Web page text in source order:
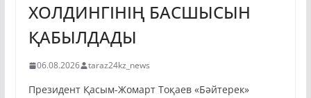
ХОЛДИНГІНІҢ БАСШЫСЫН
ҚАБЫЛДАДЫ
06.08.2026 taraz24kz_news
Президент Қасым-Жомарт Тоқаев «Бәйтерек»